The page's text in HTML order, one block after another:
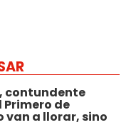
contundente
Primero de
van a llorar, sino